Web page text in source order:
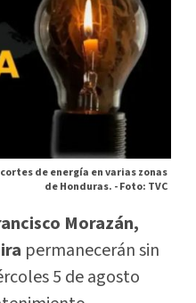
de energía en varias zonas
de Honduras. -Foto: TVC
Morazán,
permanecerán sin
5 de agosto